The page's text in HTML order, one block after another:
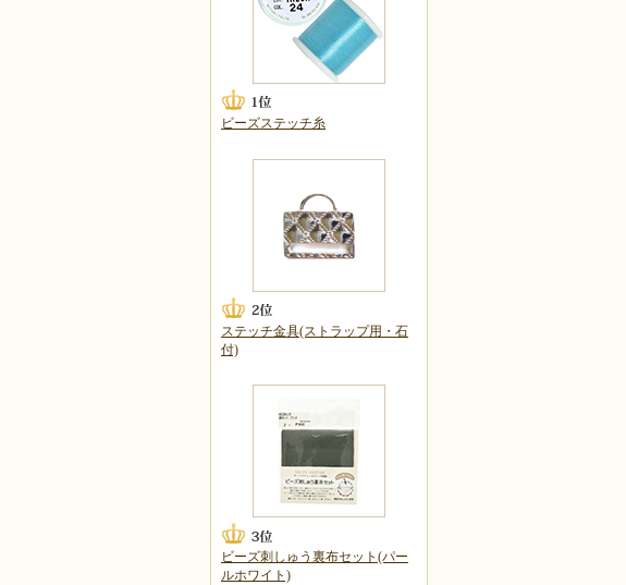
ビーズステッチ糸
ステッチ金具(ストラップ用・石
付)
ビーズ刺しゅう裏布セット(パー
ルホワイト)